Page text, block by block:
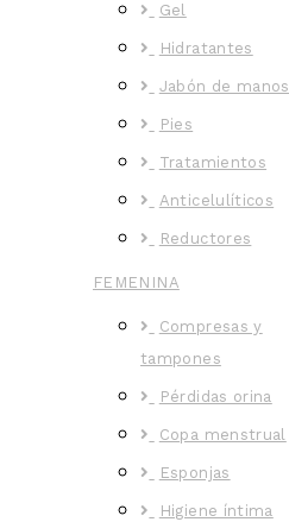
Gel
Hidratantes
Jabón de manos
Pies
Tratamientos
Anticelulíticos
Reductores
FEMENINA
Compresas y
tampones
Pérdidas orina
Copa menstrual
Esponjas
Higiene íntima